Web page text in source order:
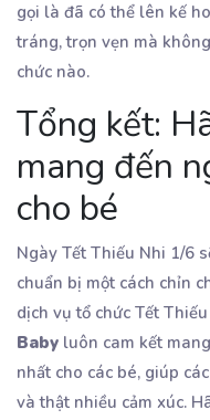
gọi là đã có thể lên kế
tráng, trọn vẹn mà
chức nào.
Tổng kết:
mang đến
cho bé
Ngày Tết Thiếu Nhi 1/6
chuẩn bị một cách chỉn
dịch vụ tổ chức Tết
Baby luôn cam kết
nhất cho các bé, giúp
và thật nhiều cảm xúc.